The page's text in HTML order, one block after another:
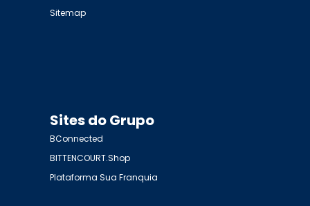
Sitemap
Sites do Grupo
BConnected
BITTENCOURT.Shop
Plataforma Sua Franquia